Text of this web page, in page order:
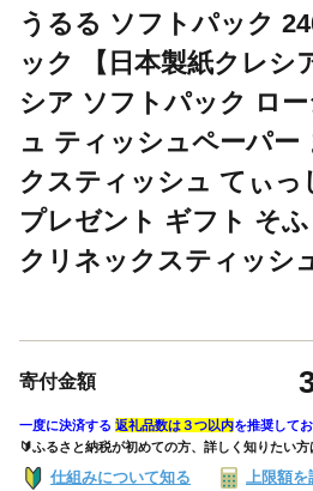
うるる ソフトパック
ック 【日本製紙クレシ
シア ソフトパック ロ
ュ ティッシュペーパー
クスティッシュ てぃっ
プレゼント ギフト そ
クリネックスティッシ
寄付金額
一度に決済する 返礼品数は３つ以内を推奨してお
🔰ふるさと納税が初めての方、詳しく知りたい方
仕組みについて知る 上限額